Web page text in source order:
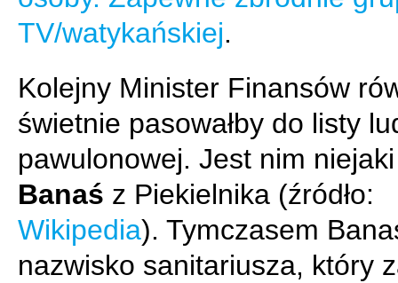
TV/watykańskiej.
Kolejny Minister Finansów
świetnie pasowałby do listy
pawulonowej. Jest nim
Banaś z Piekielnika (źródło:
Wikipedia). Tymczasem
nazwisko sanitariusza, który